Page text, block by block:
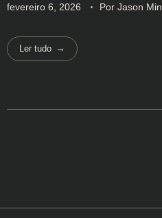
fevereiro 6, 2026 Por Jason
Ler tudo